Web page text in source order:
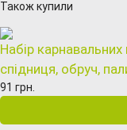
Також купили
Набір
спідниця, обруч,
91 грн.